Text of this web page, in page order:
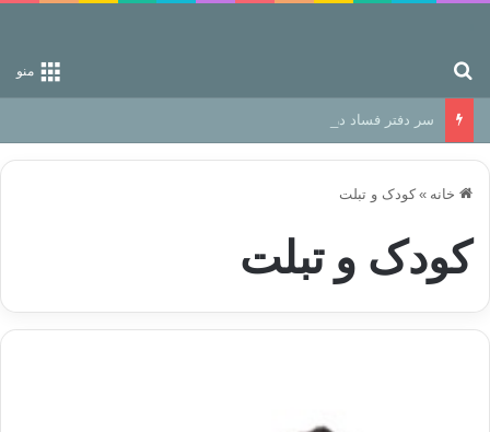
منو
سر دفتر فساد در زمین‌، دوری وکناره‌گیری از راه خداست‌!
خانه » کودک و تبلت
کودک و تبلت